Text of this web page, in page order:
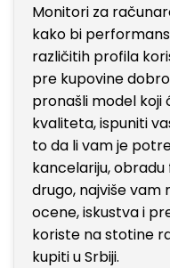
Monitori za
kako bi
različitih profila
pre kupovine
pronašli model koji
kvaliteta, ispuniti
to da li vam je
kancelariju,
drugo, najviše vam
ocene, iskustva i
koriste na stotine
kupiti u Srbiji.